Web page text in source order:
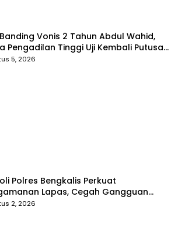
Banding Vonis 2 Tahun Abdul Wahid,
Pengadilan Tinggi Uji Kembali Putusan
5, 2026
Polres Bengkalis Perkuat
Lapas, Cegah Gangguan
Sejak Dini
2, 2026